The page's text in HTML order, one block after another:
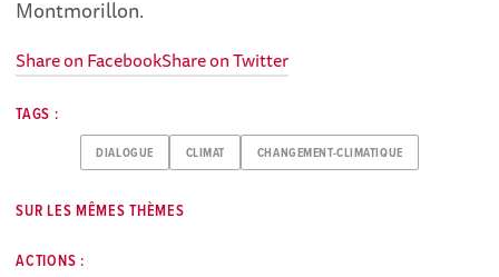
Montmorillon.
Share on FacebookShare on Twitter
TAGS :
DIALOGUE CLIMAT CHANGEMENT-CLIMATIQUE
SUR LES MÊMES THÈMES
ACTIONS :